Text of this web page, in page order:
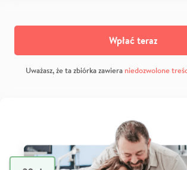
Wpłać teraz
Uważasz, że ta zbiórka zawiera niedozwolone